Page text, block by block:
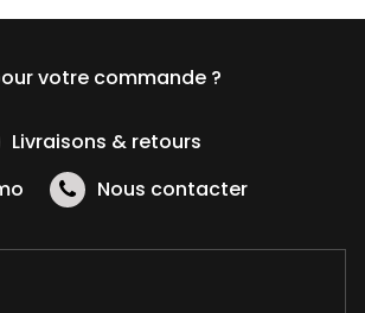
votre commande ?
Livraisons & retours
Nous contacter